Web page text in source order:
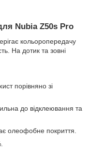
Nubia Z50s Pro
кольоропередачу
На дотик та зовні
порівняно зі
до відклеювання та
олеофобне покриття.